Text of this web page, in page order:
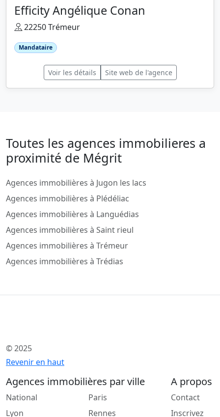
Efficity Angélique Conan
22250 Trémeur
Mandataire
Voir les détails Site web de l'agence
Toutes les agences immobilieres a
proximité de Mégrit
Agences immobilières à Jugon les lacs
Agences immobilières à Plédéliac
Agences immobilières à Languédias
Agences immobilières à Saint rieul
Agences immobilières à Trémeur
Agences immobilières à Trédias
© 2025
Revenir en haut
Agences immobilières par ville
National
Lyon
Paris
Rennes
A propos
Contact
Inscrivez